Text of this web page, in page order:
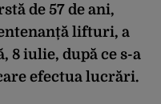
de 57 de ani,
lifturi, a
8 iulie, după ce s-a
efectua lucrări.